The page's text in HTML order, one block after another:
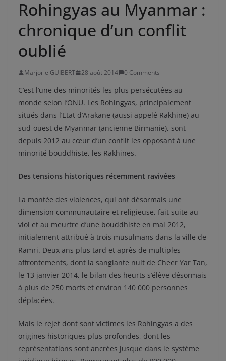
Rohingyas au Myanmar :
chronique d’un conflit
oublié
Marjorie GUIBERT 28 août 2014 0 Comments
C’est l’une des minorités les plus persécutées au
monde selon l’ONU. Les Rohingyas, principalement
situés dans l’Etat d’Arakane (aussi appelé Rakhine) au
sud-ouest de Myanmar (ancienne Birmanie), sont
depuis 2012 au cœur d’un conflit les opposant à une
minorité bouddhiste, les Rakhines.
Des tensions historiques récemment ravivées
La montée des violences, qui ont désormais une
dimension communautaire et religieuse, fait suite au
viol et au meurtre d’une bouddhiste en mai 2012,
initialement attribué à trois musulmans dans la ville de
Ramri. Deux ans plus tard et après de multiples
affrontements, dont la sanglante nuit de Cheer Yar Tan,
le 13 janvier 2014, le bilan des heurts s’élève désormais
à plus de 250 morts et environ 140 000 personnes
déplacées.
Mais le rejet dont sont victimes les Rohingyas a des
origines historiques plus profondes, dont les
représentations sont ancrées jusque dans le système